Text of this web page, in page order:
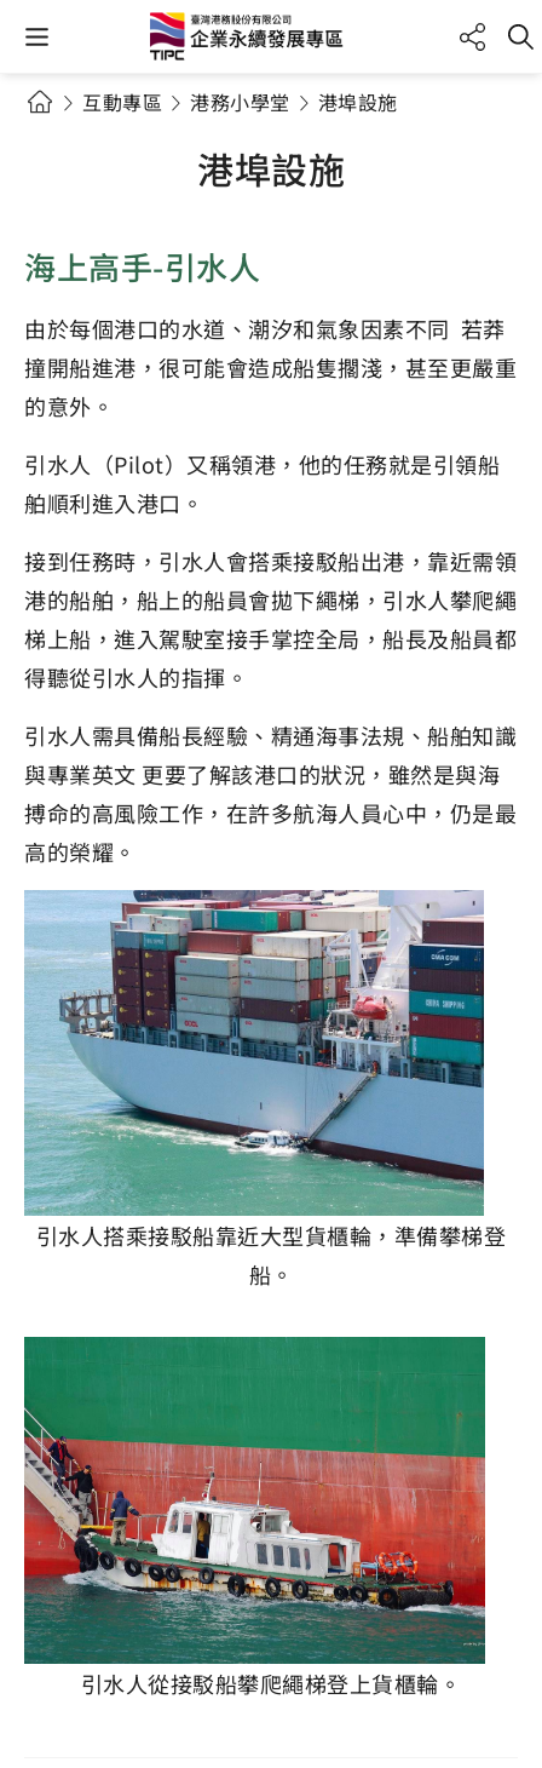
互動專區 港務小學堂 港埠設施
港埠設施
海上高手-引水人
由於每個港口的水道、潮汐和氣象因素不同 若莽
撞開船進港，很可能會造成船隻擱淺，甚至更嚴重
的意外。
引水人（Pilot）又稱領港，他的任務就是引領船
舶順利進入港口。
接到任務時，引水人會搭乘接駁船出港，靠近需領
港的船舶，船上的船員會拋下繩梯，引水人攀爬繩
梯上船，進入駕駛室接手掌控全局，船長及船員都
得聽從引水人的指揮。
引水人需具備船長經驗、精通海事法規、船舶知識
與專業英文 更要了解該港口的狀況，雖然是與海
搏命的高風險工作，在許多航海人員心中，仍是最
高的榮耀。
引水人搭乘接駁船靠近大型貨櫃輪，準備攀梯登
船。
引水人從接駁船攀爬繩梯登上貨櫃輪。